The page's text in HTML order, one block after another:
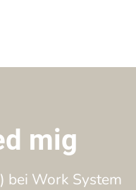
mig
bei Work System